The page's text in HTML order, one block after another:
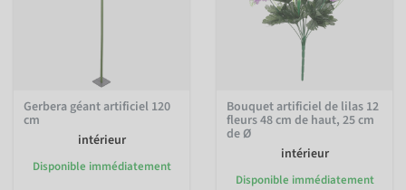
Gerbera géant artificiel 120
cm
intérieur
Disponible immédiatement
Bouquet artificiel de lilas 12
fleurs 48 cm de haut, 25 cm
de Ø
intérieur
Disponible immédiatement